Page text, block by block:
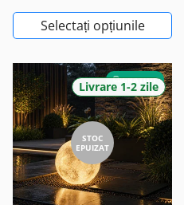
Selectați opțiunile
Livrare 1-2 zile
GRATUIT
STOC
EPUIZAT